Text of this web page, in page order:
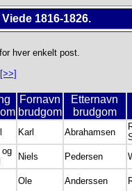
1816-1826.
hver enkelt post.
[>>]
Fornavn
brudgom
Etternavn
brudgom
Karl Abrahamsen
og
Niels Pedersen
Ole Anderssen